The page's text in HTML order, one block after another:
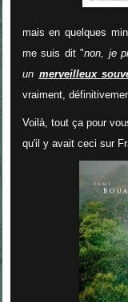
mais en quelques
me suis dit "non, je
un merveilleux
vraiment,
Voilà, tout ça pour
qu'il y avait ceci sur